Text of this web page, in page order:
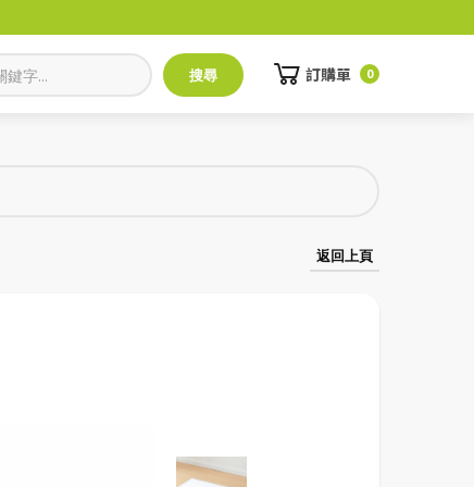
訂購單 0
返回上頁